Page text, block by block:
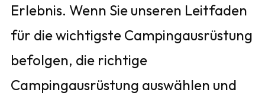
Erlebnis. Wenn Sie unseren Leitfaden
für die wichtigste Campingausrüstung
befolgen, die richtige
Campingausrüstung auswählen und